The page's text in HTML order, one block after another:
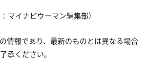
マイナビウーマン編集部）
情報であり、最新のものとは異なる場合
承ください。